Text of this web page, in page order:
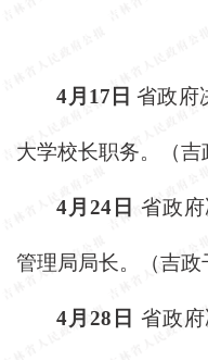
4月17日 省政府
大学校长职务。（吉
4月24日 省政府
管理局局长。（吉政
4月28日 省政府